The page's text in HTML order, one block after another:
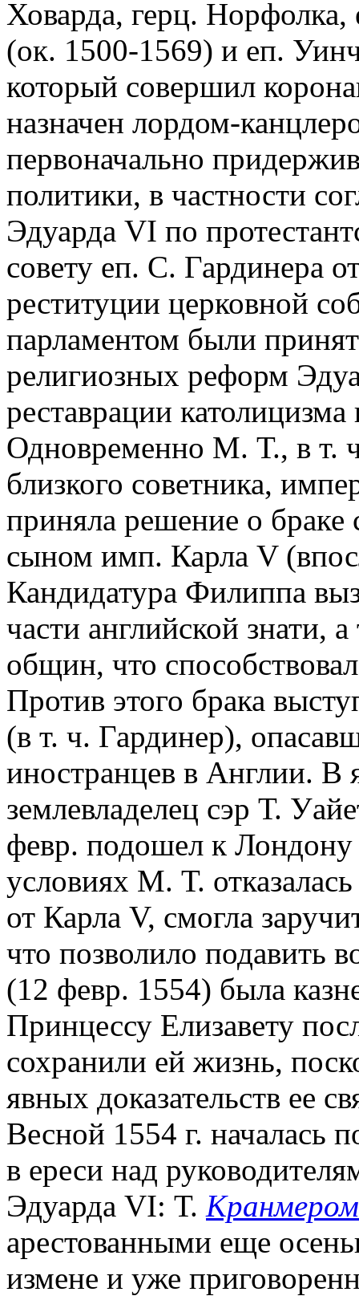
Ховарда, герц.
(ок. 1500-1569) и еп.
который совершил
назначен лордом-
первоначально
политики, в частности
Эдуарда VI по
совету еп. С. Гардинера
реституции церковной
парламентом были
религиозных реформ
реставрации
Одновременно М. Т., в т.
близкого советника,
приняла решение о
сыном имп. Карла V
Кандидатура Филиппа
части английской знати,
общин, что
Против этого брака
(в т. ч. Гардинер),
иностранцев в Англии. В
землевладелец сэр Т.
февр. подошел к
условиях М. Т.
от Карла V, смогла
что позволило подавить
(12 февр. 1554) была
Принцессу Елизавету
сохранили ей жизнь,
явных доказательств ее
Весной 1554 г. началась
в ереси над
Эдуарда VI: Т. Кранмером
арестованными еще
измене и уже